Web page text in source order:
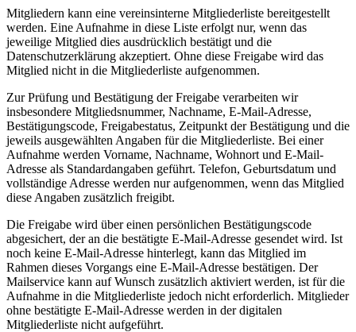
Mitgliedern kann eine vereinsinterne Mitgliederliste bereitgestellt
werden. Eine Aufnahme in diese Liste erfolgt nur, wenn das
jeweilige Mitglied dies ausdrücklich bestätigt und die
Datenschutzerklärung akzeptiert. Ohne diese Freigabe wird das
Mitglied nicht in die Mitgliederliste aufgenommen.
Zur Prüfung und Bestätigung der Freigabe verarbeiten wir
insbesondere Mitgliedsnummer, Nachname, E-Mail-Adresse,
Bestätigungscode, Freigabestatus, Zeitpunkt der Bestätigung und die
jeweils ausgewählten Angaben für die Mitgliederliste. Bei einer
Aufnahme werden Vorname, Nachname, Wohnort und E-Mail-
Adresse als Standardangaben geführt. Telefon, Geburtsdatum und
vollständige Adresse werden nur aufgenommen, wenn das Mitglied
diese Angaben zusätzlich freigibt.
Die Freigabe wird über einen persönlichen Bestätigungscode
abgesichert, der an die bestätigte E-Mail-Adresse gesendet wird. Ist
noch keine E-Mail-Adresse hinterlegt, kann das Mitglied im
Rahmen dieses Vorgangs eine E-Mail-Adresse bestätigen. Der
Mailservice kann auf Wunsch zusätzlich aktiviert werden, ist für die
Aufnahme in die Mitgliederliste jedoch nicht erforderlich. Mitglieder
ohne bestätigte E-Mail-Adresse werden in der digitalen
Mitgliederliste nicht aufgeführt.